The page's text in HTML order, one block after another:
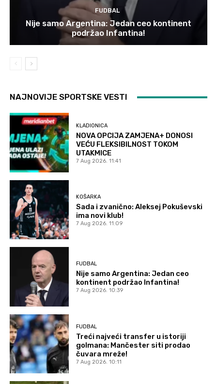
FUDBAL
Nije samo Argentina: Jedan ceo kontinent
podržao Infantina!
NAJNOVIJE SPORTSKE VESTI
KLADIONICA
NOVA OPCIJA ZAMJENA+ DONOSI
VEĆU FLEKSIBILNOST TOKOM
UTAKMICE
7 Aug 2026. 11:41
KOŠARKA
Sada i zvanično: Aleksej Pokuševski
ima novi klub!
7 Aug 2026. 11:09
FUDBAL
Nije samo Argentina: Jedan ceo
kontinent podržao Infantina!
7 Aug 2026. 10:39
FUDBAL
Treći najveći transfer u istoriji
golmana: Mančester siti prodao
čuvara mreže!
7 Aug 2026. 10:11